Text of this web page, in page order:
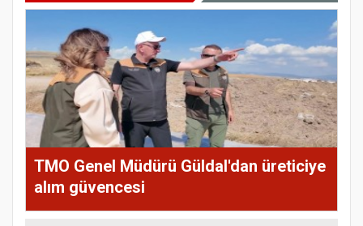
TMO Genel Müdürü Güldal'dan üreticiye
alım güvencesi